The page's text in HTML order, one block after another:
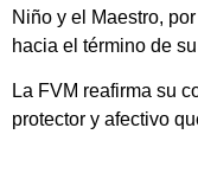
Niño y el Maestro,
hacia el término de
La FVM reafirma su
protector y afectivo